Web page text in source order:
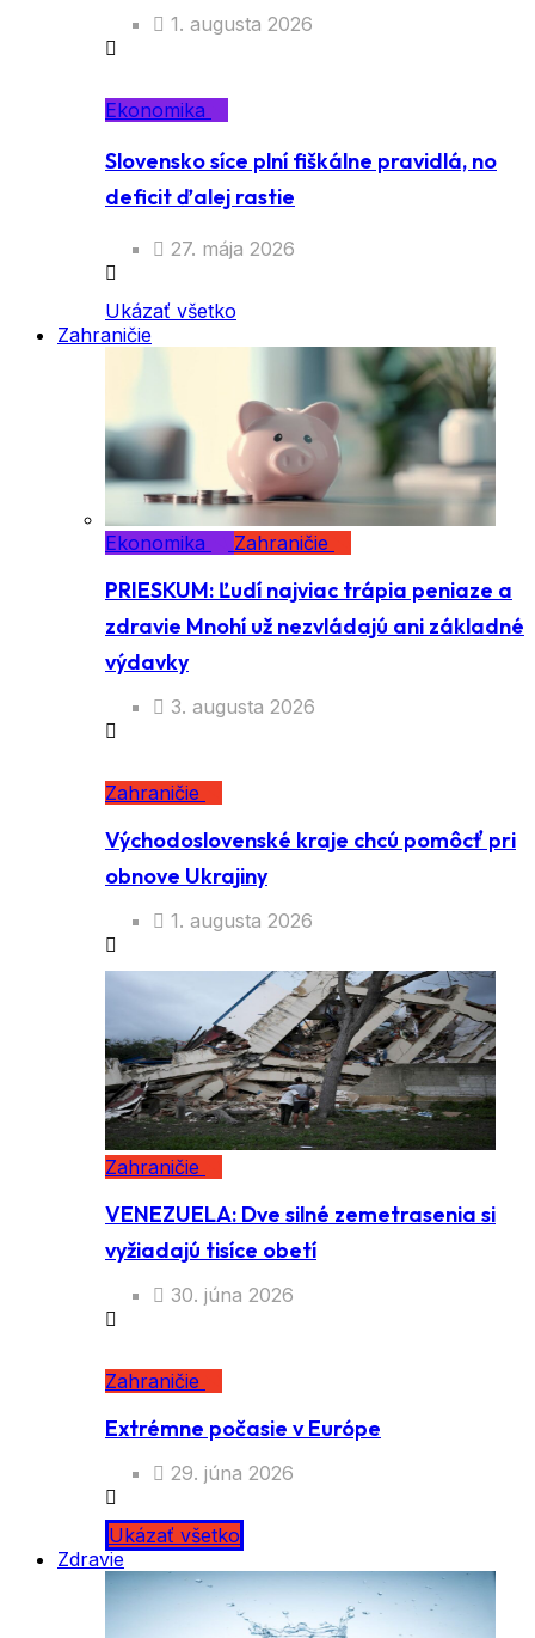
1. augusta 2026
Ekonomika
Slovensko síce plní fiškálne pravidlá, no
deficit ďalej rastie
27. mája 2026
Ukázať všetko
Zahraničie
Ekonomika Zahraničie
PRIESKUM: Ľudí najviac trápia peniaze a
zdravie Mnohí už nezvládajú ani základné
výdavky
3. augusta 2026
Zahraničie
Východoslovenské kraje chcú pomôcť pri
obnove Ukrajiny
1. augusta 2026
Zahraničie
VENEZUELA: Dve silné zemetrasenia si
vyžiadajú tisíce obetí
30. júna 2026
Zahraničie
Extrémne počasie v Európe
29. júna 2026
Ukázať všetko
Zdravie